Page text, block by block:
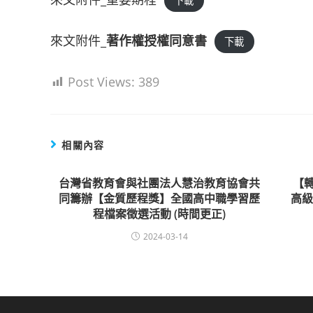
來文附件_ 著作權授權同意書 下載
Post Views: 389
相關內容
台灣省教育會與社團法人慧治教育協會共
同籌辦【金質歷程獎】全國高中職學習歷
程檔案徵選活動 (時間更正)
2024-03-14
高